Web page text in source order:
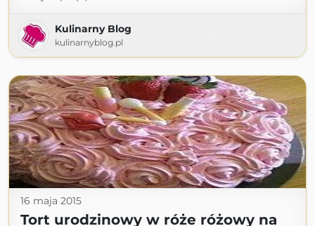
Kulinarny Blog
kulinarnyblog.pl
16 maja 2015
Tort urodzinowy w róże różowy na